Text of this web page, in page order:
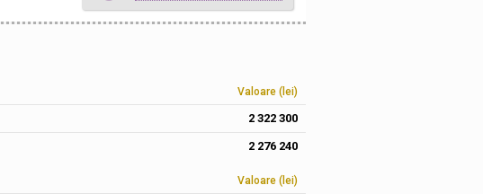
Valoare (lei)
2 322 300
2 276 240
Valoare (lei)